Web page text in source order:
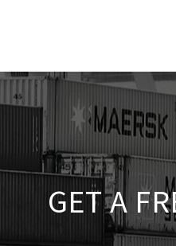
GET A